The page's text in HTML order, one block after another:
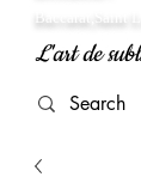
Baccarat,Saint
L'art de